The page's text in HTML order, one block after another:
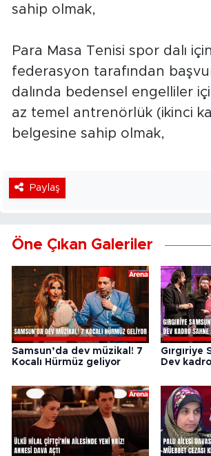
sahip olmak,
Para Masa Tenisi spor dalı
federasyon tarafından
dalında bedensel engelliler
az temel antrenörlük (ikinci
belgesine sahip olmak,
Paylaş
Öne Çıkan Galeriler
Samsun’da dev müzikal! 7
Kocalı Hürmüz geliyor
Gırgıriye
Dev